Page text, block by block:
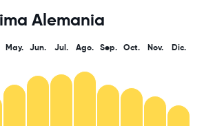
Alemania
May. Jun. Jul. Ago. Sep. Oct. Nov. Dic.